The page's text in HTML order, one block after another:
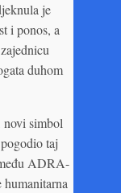
je
i ponos, a
duhom
novi simbol
taj
ADRA-